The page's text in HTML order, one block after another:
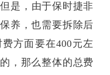
是，由于保时捷非
养，也需要拆除后
方面要在400元左
，那么整体的总费